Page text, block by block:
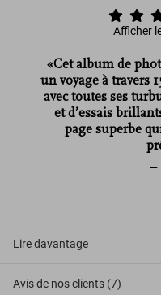
Afficher
«Cet album de
un voyage à travers
avec toutes ses
et d’essais
page superbe
Lire davantage
Avis de nos clients (7)